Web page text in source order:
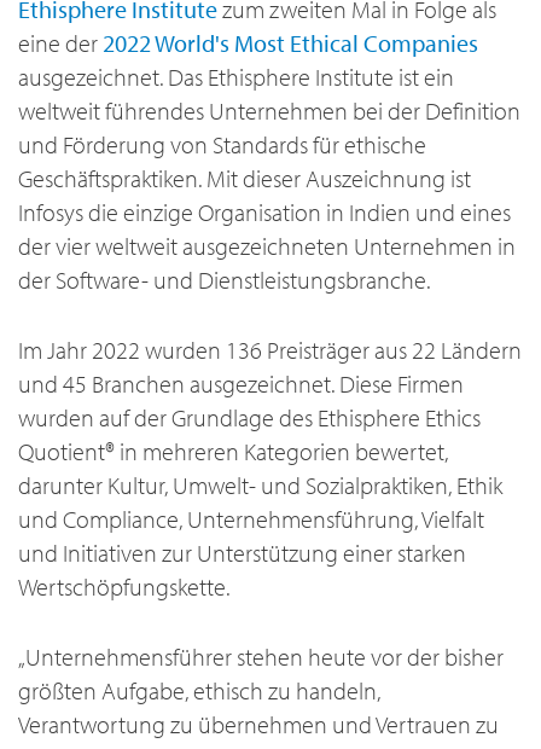
Ethisphere Institutezum zweiten Mal in Folge als
eine der 2022 World's Most Ethical Companies
ausgezeichnet. Das Ethisphere Institute ist ein
weltweit führendes Unternehmen bei der Definition
und Förderung von Standards für ethische
Geschäftspraktiken. Mit dieser Auszeichnung ist
Infosys die einzige Organisation in Indien und eines
der vier weltweit ausgezeichneten Unternehmen in
der Software- und Dienstleistungsbranche.
Im Jahr 2022 wurden 136 Preisträger aus 22 Ländern
und 45 Branchen ausgezeichnet. Diese Firmen
wurden auf der Grundlage des Ethisphere Ethics
Quotient® in mehreren Kategorien bewertet,
darunter Kultur, Umwelt- und Sozialpraktiken, Ethik
und Compliance, Unternehmensführung, Vielfalt
und Initiativen zur Unterstützung einer starken
Wertschöpfungskette.
„Unternehmensführer stehen heute vor der bisher
größten Aufgabe, ethisch zu handeln,
Verantwortung zu übernehmen und Vertrauen zu